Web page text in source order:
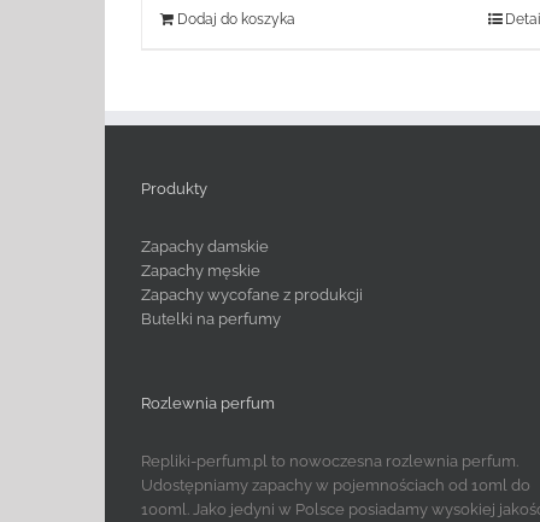
Dodaj do koszyka
Produkty
Zapachy damskie
Zapachy męskie
Zapachy wycofane z produkcji
Butelki na perfumy
Rozlewnia perfum
Repliki-perfum.pl to nowoczesna rozlewnia perfum.
Udostępniamy zapachy w pojemnościach od 10ml do
100ml. Jako jedyni w Polsce posiadamy wysokiej